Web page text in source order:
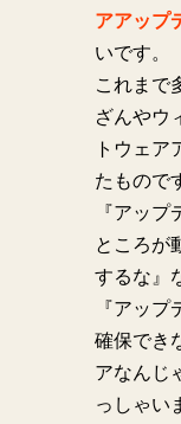
アアップ
いです。
これまで
ざんやウ
トウェア
たもので
『アッ
ところが
するな』
『アッ
確保でき
アなんじ
っしゃい